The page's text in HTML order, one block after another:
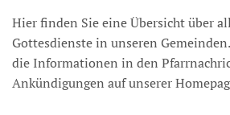
Hier finden Sie eine Übersicht über
Gottesdienste in unseren
die Informationen in den
Ankündigungen auf unserer